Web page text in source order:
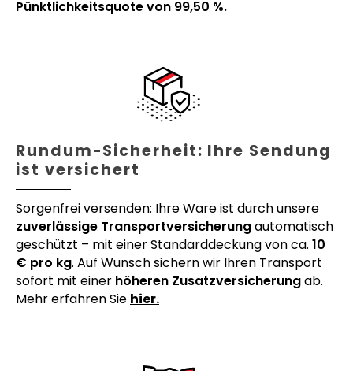
Pünktlichkeitsquote von 99,50 %.
Rundum-Sicherheit: Ihre Sendung
ist versichert
Sorgenfrei versenden: Ihre Ware ist durch unsere
zuverlässige Transportversicherungautomatisch
geschützt – mit einer Standarddeckung von ca. 10
€ pro kg. Auf Wunsch sichern wir Ihren Transport
sofort mit einer höheren Zusatzversicherungab.
Mehr erfahren Sie hier.